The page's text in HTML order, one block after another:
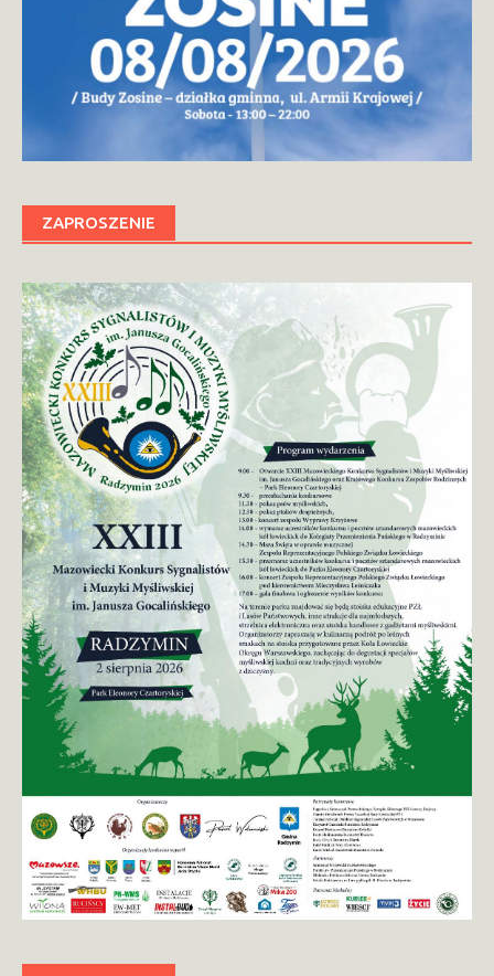
ZAPROSZENIE